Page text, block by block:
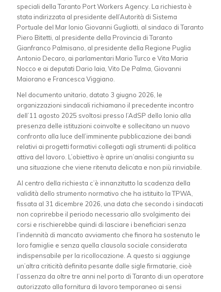
speciali della Taranto Port Workers Agency. La richiesta è
stata indirizzata al presidente dell’Autorità di Sistema
Portuale del Mar Ionio Giovanni Gugliotti, al sindaco di Taranto
Piero Bitetti, al presidente della Provincia di Taranto
Gianfranco Palmisano, al presidente della Regione Puglia
Antonio Decaro, ai parlamentari Mario Turco e Vita Maria
Nocco e ai deputati Dario Iaia, Vito De Palma, Giovanni
Maiorano e Francesca Viggiano.
Nel documento unitario, datato 3 giugno 2026, le
organizzazioni sindacali richiamano il precedente incontro
dell’11 agosto 2025 svoltosi presso l’AdSP dello Ionio alla
presenza delle istituzioni coinvolte e sollecitano un nuovo
confronto alla luce dell’imminente pubblicazione dei bandi
relativi ai progetti formativi collegati agli strumenti di politica
attiva del lavoro. L’obiettivo è aprire un’analisi congiunta su
una situazione che viene ritenuta delicata e non più rinviabile.
Al centro della richiesta c’è innanzitutto la scadenza della
validità dello strumento normativo che ha istituito la TPWA,
fissata al 31 dicembre 2026, una data che secondo i sindacati
non coprirebbe il periodo necessario allo svolgimento dei
corsi e rischierebbe quindi di lasciare i beneficiari senza
l’indennità di mancato avviamento che finora ha sostenuto le
loro famiglie e senza quella clausola sociale considerata
indispensabile per la ricollocazione. A questo si aggiunge
un’altra criticità definita pesante dalle sigle firmatarie, cioè
l’assenza da oltre tre anni nel porto di Taranto di un operatore
autorizzato alla fornitura di lavoro temporaneo ai sensi